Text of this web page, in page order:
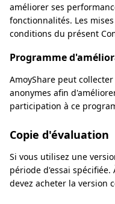
améliorer ses
fonctionnalités. Les
conditions du présent
Programme
AmoyShare peut
anonymes afin
participation à ce
Copie d'évaluation
Si vous utilisez une
période d'essai
devez acheter la version